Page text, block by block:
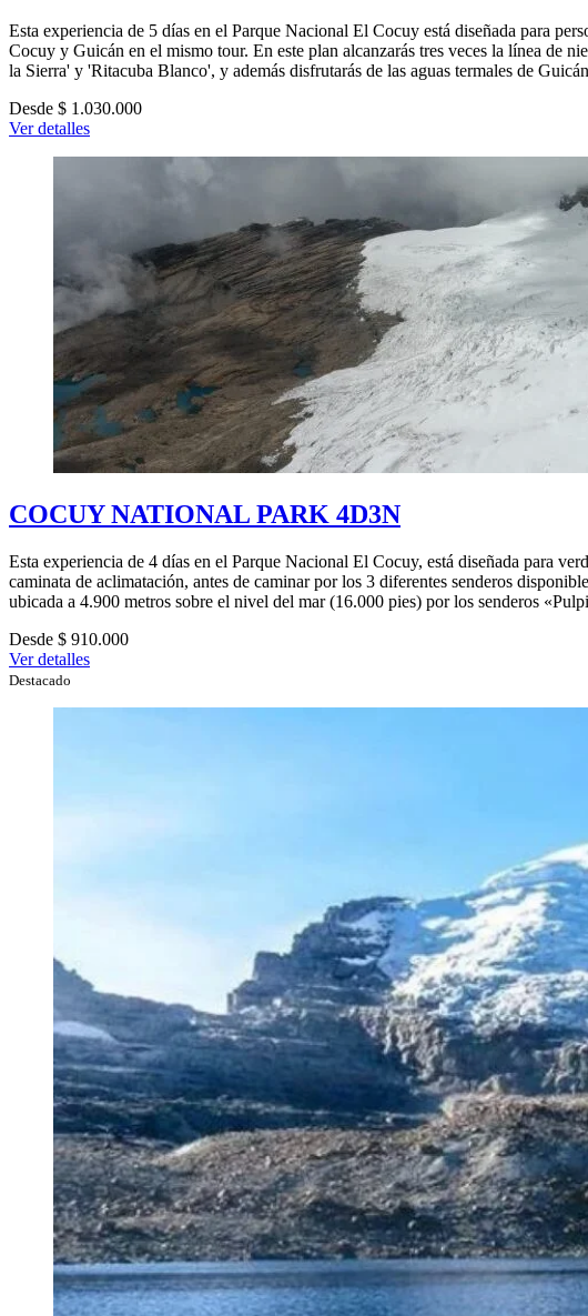
Esta experiencia de 5 días en el Parque Nacional El Cocuy está diseñada para
Cocuy y Guicán en el mismo tour. En este plan alcanzarás tres veces la línea de
la Sierra' y 'Ritacuba Blanco', y además disfrutarás de las aguas termales de
Desde $ 1.030.000
Ver detalles
COCUY NATIONAL PARK 4D3N
Esta experiencia de 4 días en el Parque Nacional El Cocuy, está diseñada para
caminata de aclimatación, antes de caminar por los 3 diferentes senderos
ubicada a 4.900 metros sobre el nivel del mar (16.000 pies) por los senderos
Desde $ 910.000
Ver detalles
Destacado